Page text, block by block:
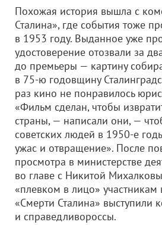
Похожая история вышла с
Сталина», где события тоже
в 1953 году. Выданное уже
удостоверение отозвали за
до премьеры — картину
в 75-ю годовщину
раз кино не понравилось
«Фильм сделан, чтобы
страны, — написали они, —
советских людей в 1950-е
ужас и отвращение». После
просмотра в министерстве
во главе с Никитой
«плевком в лицо»
«Смерти Сталина» выступили
и справедливороссы.